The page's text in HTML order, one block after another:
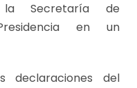
Secretaría de
en un
declaraciones del